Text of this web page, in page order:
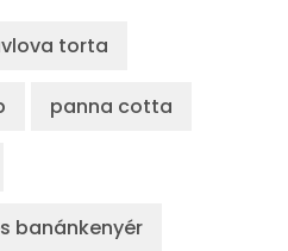
torta
panna cotta
banánkenyér